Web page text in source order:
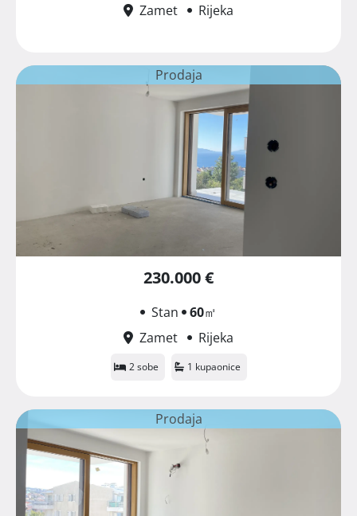
Zamet
Rijeka
Prodaja
230.000 €
Stan 60㎡
Zamet
Rijeka
2 sobe 1 kupaonice
Prodaja